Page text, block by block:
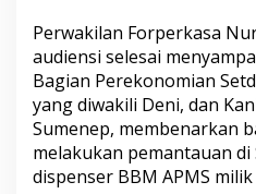
a
P
e
n
g
a
w
a
Perwakilan Forperkasa
audiensi selesai
Bagian Perekonomian
yang diwakili Deni, dan
Sumenep, membenarkan
melakukan pemantauan di
dispenser BBM APMS